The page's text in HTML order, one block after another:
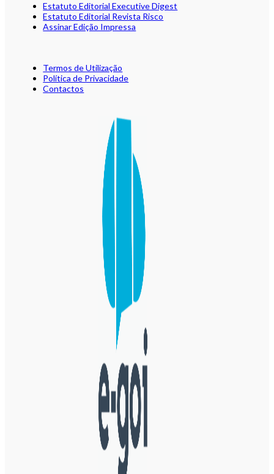
Estatuto Editorial Executive Digest
Estatuto Editorial Revista Risco
Assinar Edição Impressa
Termos de Utilização
Política de Privacidade
Contactos